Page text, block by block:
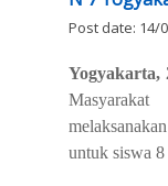
Post date: 14/
Yogyakarta,
untuk siswa